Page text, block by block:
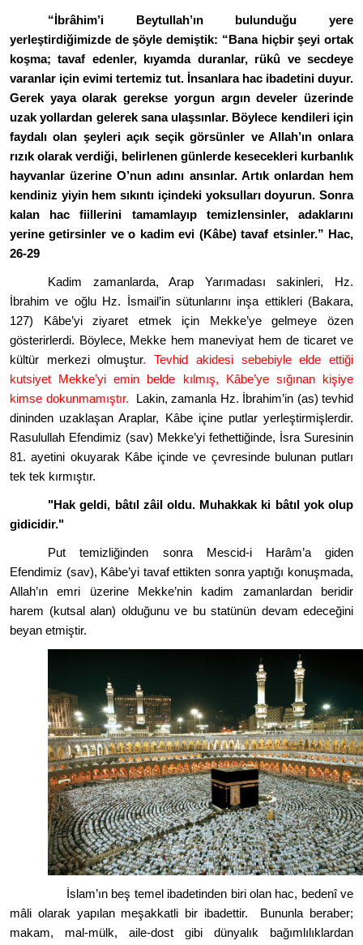
“İbrâhim’i Beytullah’ın bulunduğu yere
yerleştirdiğimizde de şöyle demiştik: “ Bana hiçbir şeyi ortak
koşma; tavaf edenler, kıyamda duranlar, rükû ve secdeye
varanlar için evimi tertemiz tut. İnsanlara hac ibadetini duyur.
Gerek yaya olarak gerekse yorgun argın develer üzerinde
uzak yollardan gelerek sana ulaşsınlar. Böylece kendileri için
faydalı olan şeyleri açık seçik görsünler ve Allah’ın onlara
rızık olarak verdiği, belirlenen günlerde kesecekleri kurbanlık
hayvanlar üzerine O’nun adını ansınlar. Artık onlardan hem
kendiniz yiyin hem sıkıntı içindeki yoksulları doyurun. Sonra
kalan hac fiillerini tamamlayıp temizlensinler, adaklarını
yerine getirsinler ve o kadim evi (Kâbe) tavaf etsinler.” Hac,
26-29
Kadim zamanlarda, Arap Yarımadası sakinleri, Hz.
İbrahim ve oğlu Hz. İsmail ’in sütunlarını inşa ettikleri (Bakara,
127) Kâbe’yi ziyaret etmek için Mekke’ye gelmeyeözen
gösterirlerdi. Böylece, Mekke hem maneviyat hem de ticaret ve
kültür merkezi olmuştur. Tevhid akidesi sebebiyle elde ettiği
kutsiyet Mekke’yi emin belde kılmış, Kâbe’ye sığınan kişiye
kimse dokunmamıştır.
Lakin, zamanla Hz. İbrahim’in (as) tevhid
dininden uzaklaşan Araplar, Kâbe içine putlar yerleştirmişlerdir.
Rasulullah Efendimiz (sav) Mekke’yi fethettiğinde, İsra Suresinin
81. ayetini okuyarak Kâbe içinde ve çevresinde bulunan putları
tek tek kırmıştır.
"Hak geldi, bâtıl zâil oldu. Muhakkak ki bâtıl yok olup
gidicidir."
Put temizliğinden sonra Mescid-i Harâm’a giden
Efendimiz (sav), Kâbe’yi tavaf ettikten sonra yaptığı konuşmada,
Allah’ın emri üzerine Mekke’nin kadim zamanlardan beridir
harem (kutsal alan) olduğunu ve bu statünün devam edeceğini
beyan etmiştir.
İslam’ın beş temel ibadetinden biri olan hac, bedenîve
mâli olarak yapılan meşakkatli bir ibadettir. Bununla beraber;
makam, mal-mülk, aile-dost gibi dünyalık bağımlılıklardan